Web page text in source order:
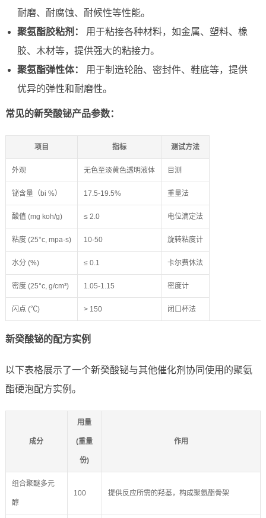
耐磨、耐腐蚀、耐候性等性能。
聚氨酯胶粘剂：
用于粘接各种材料，如金属、塑料、橡
胶、木材等，提供强大的粘接力。
聚氨酯弹性体：
用于制造轮胎、密封件、鞋底等，提供
优异的弹性和耐磨性。
常见的新癸酸铋产品参数：
项目 指标 测试方法
外观 无色至淡黄色透明液体 目测
铋含量（bi %） 17.5-19.5% 重量法
酸值 (mg koh/g) ≤ 2.0 电位滴定法
粘度 (25°c, mpa·s) 10-50 旋转粘度计
水分 (%) ≤ 0.1 卡尔费休法
密度 (25°c, g/cm³) 1.05-1.15 密度计
闪点 (℃) > 150 闭口杯法
新癸酸铋的配方实例
以下表格展示了一个新癸酸铋与其他催化剂协同使用的聚氨
酯硬泡配方实例。
成分
用量
(重量
份)
作用
组合聚醚多元
醇
100 提供反应所需的羟基，构成聚氨酯骨架